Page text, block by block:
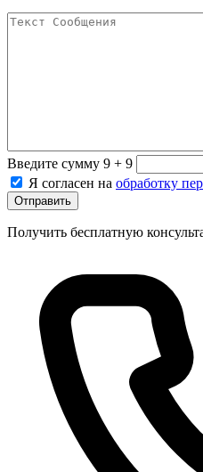
Введите сумму 9 + 9
Я согласен на обработку
Отправить
Получить бесплатную